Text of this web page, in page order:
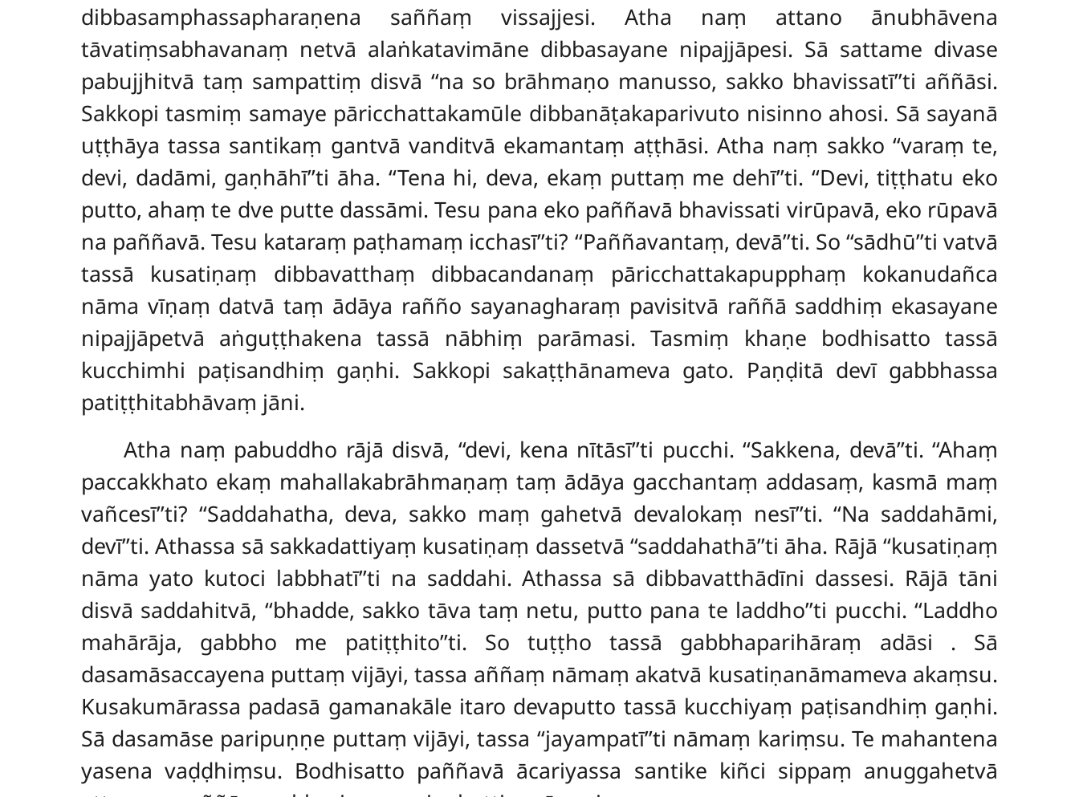
dibbasamphassapharaṇena saññaṃ vissajjesi. Atha naṃ attano ānubhāvena
tāvatiṃsabhavanaṃ netvā alaṅkatavimāne dibbasayane nipajjāpesi. Sā sattame divase
pabujjhitvā taṃ sampattiṃ disvā ‘‘na so brāhmaṇo manusso, sakko bhavissatī’’ti aññāsi.
Sakkopi tasmiṃ samaye pāricchattakamūle dibbanāṭakaparivuto nisinno ahosi. Sā sayanā
uṭṭhāya tassa santikaṃ gantvā vanditvā ekamantaṃ aṭṭhāsi. Atha naṃ sakko ‘‘varaṃ te,
devi, dadāmi, gaṇhāhī’’ti āha. ‘‘Tena hi, deva, ekaṃ puttaṃ me dehī’’ti. ‘‘Devi, tiṭṭhatu eko
putto, ahaṃ te dve putte dassāmi. Tesu pana eko paññavā bhavissati virūpavā, eko rūpavā
na paññavā. Tesu kataraṃ paṭhamaṃ icchasī’’ti? ‘‘Paññavantaṃ, devā’’ti. So ‘‘sādhū’’ti vatvā
tassā kusatiṇaṃ dibbavatthaṃ dibbacandanaṃ pāricchattakapupphaṃ kokanudañca
nāma vīṇaṃ datvā taṃ ādāya rañño sayanagharaṃ pavisitvā raññā saddhiṃ ekasayane
nipajjāpetvā aṅguṭṭhakena tassā nābhiṃ parāmasi. Tasmiṃ khaṇe bodhisatto tassā
kucchimhi paṭisandhiṃ gaṇhi. Sakkopi sakaṭṭhānameva gato. Paṇḍitā devī gabbhassa
patiṭṭhitabhāvaṃ jāni.
Atha naṃ pabuddho rājā disvā, ‘‘devi, kena nītāsī’’ti pucchi. ‘‘Sakkena, devā’’ti. ‘‘Ahaṃ
paccakkhato ekaṃ mahallakabrāhmaṇaṃ taṃ ādāya gacchantaṃ addasaṃ, kasmā maṃ
vañcesī’’ti? ‘‘Saddahatha, deva, sakko maṃ gahetvā devalokaṃ nesī’’ti. ‘‘Na saddahāmi,
devī’’ti. Athassa sā sakkadattiyaṃ kusatiṇaṃ dassetvā ‘‘saddahathā’’ti āha. Rājā ‘‘kusatiṇaṃ
nāma yato kutoci labbhatī’’ti na saddahi. Athassa sā dibbavatthādīni dassesi. Rājā tāni
disvā saddahitvā, ‘‘bhadde, sakko tāva taṃ netu, putto pana te laddho’’ti pucchi. ‘‘Laddho
mahārāja, gabbho me patiṭṭhito’’ti. So tuṭṭho tassā gabbhaparihāraṃ adāsi . Sā
dasamāsaccayena puttaṃ vijāyi, tassa aññaṃ nāmaṃ akatvā kusatiṇanāmameva akaṃsu.
Kusakumārassa padasā gamanakāle itaro devaputto tassā kucchiyaṃ paṭisandhiṃ gaṇhi.
Sā dasamāse paripuṇṇe puttaṃ vijāyi, tassa ‘‘jayampatī’’ti nāmaṃ kariṃsu. Te mahantena
yasena vaḍḍhiṃsu. Bodhisatto paññavā ācariyassa santike kiñci sippaṃ anuggahetvā